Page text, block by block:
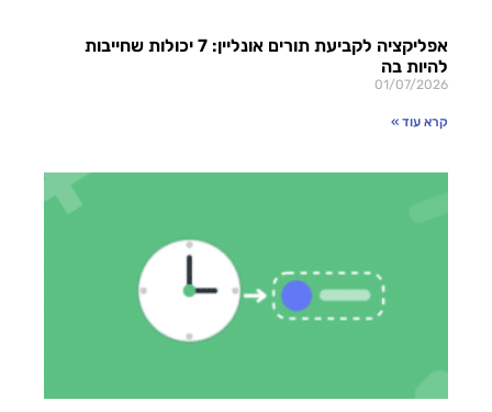
אפליקציה לקביעת תורים אונליין: 7 יכולות שחייבות
להיות בה
01/07/2026
קרא עוד »